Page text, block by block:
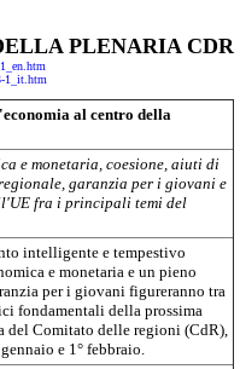
PLENARIA CDR
1_it.htm
al centro della
e monetaria, coesione, aiuti di
garanzia per i giovani e
fra i principali temi del
intelligente e tempestivo
e monetaria e un pieno
per i giovani figureranno tra
fondamentali della prossima
del Comitato delle regioni (CdR),
e 1° febbraio.